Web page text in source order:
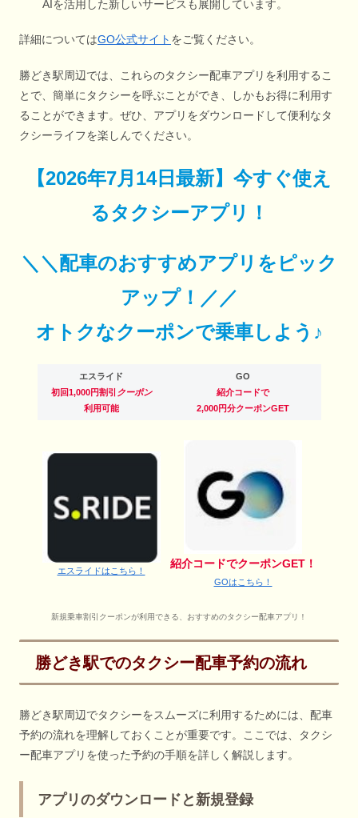
AIを活用した新しいサービスも展開しています。
詳細についてはGO公式サイト をご覧ください。
勝どき駅周辺では、これらのタクシー配車アプリを利用するこ
とで、簡単にタクシーを呼ぶことができ、しかもお得に利用す
ることができます。ぜひ、アプリをダウンロードして便利なタ
クシーライフを楽しんでください。
【2026年7月14日最新】 今すぐ使え
るタクシーアプリ！
＼＼配車のおすすめアプリをピック
アップ！／／
オトクなクーポンで乗車しよう♪
エスライド
初回1,000円割引 クーポン
利用可能
GO
紹介コードで
2,000円分クーポンGET
エスライドはこちら！
紹介コードでクーポンGET！
GOはこちら！
新規乗車割引クーポンが利用できる、おすすめのタクシー配車アプリ！
勝どき駅でのタクシー配車予約の流れ
勝どき駅周辺でタクシーをスムーズに利用するためには、配車
予約の流れを理解しておくことが重要です。ここでは、タクシ
ー配車アプリを使った予約の手順を詳しく解説します。
アプリのダウンロードと新規登録